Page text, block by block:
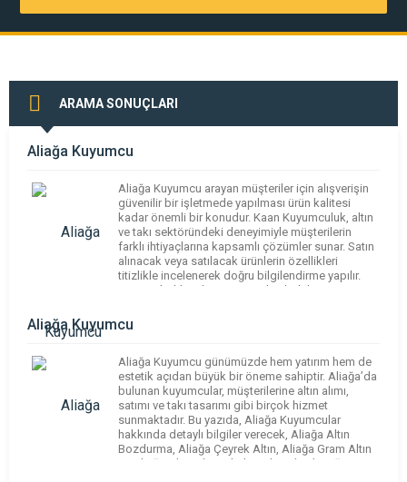
ARAMA SONUÇLARI
Aliağa Kuyumcu
Aliağa Kuyumcu arayan müşteriler için alışverişin
güvenilir bir işletmede yapılması ürün kalitesi
kadar önemli bir konudur. Kaan Kuyumculuk, altın
ve takı sektöründeki deneyimiyle müşterilerin
farklı ihtiyaçlarına kapsamlı çözümler sunar. Satın
alınacak veya satılacak ürünlerin özellikleri
titizlikle incelenerek doğru bilgilendirme yapılır.
Müşteri beklentilerinin önceden belirlenmesi,
yürütülmesini sağlar. Profesyonel hizmet anlayışı
[…]
Aliağa Kuyumcu
Aliağa Kuyumcu günümüzde hem yatırım hem de
estetik açıdan büyük bir öneme sahiptir. Aliağa’da
bulunan kuyumcular, müşterilerine altın alımı,
satımı ve takı tasarımı gibi birçok hizmet
sunmaktadır. Bu yazıda, Aliağa Kuyumcular
hakkında detaylı bilgiler verecek, Aliağa Altın
Bozdurma, Aliağa Çeyrek Altın, Aliağa Gram Altın
ve Aliağa Altın Alım gibi konuları ele alacağız.